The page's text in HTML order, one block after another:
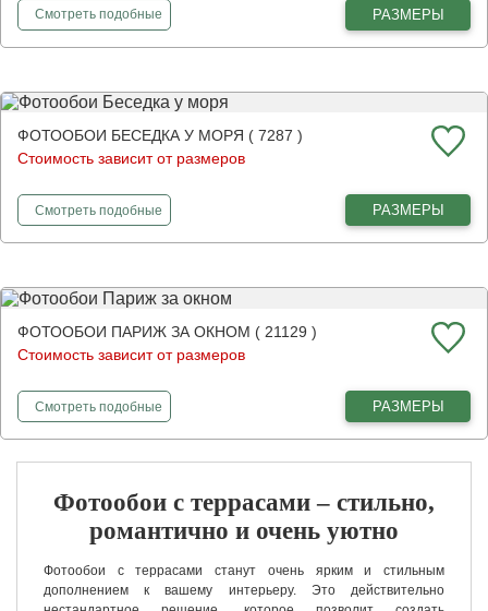
Смотретьфотообои
подобные РАЗМЕРЫ
ФОТООБОИ БЕСЕДКА У МОРЯ ( 7287 )
Стоимость зависит от размеров
Смотретьфотообои
подобные РАЗМЕРЫ
ФОТООБОИ ПАРИЖ ЗА ОКНОМ ( 21129 )
Стоимость зависит от размеров
Смотретьфотообои
подобные РАЗМЕРЫ
Фотообои с террасами – стильно,
романтично и очень уютно
Фотообои с террасами станут очень ярким и стильным
дополнением к вашему интерьеру. Это действительно